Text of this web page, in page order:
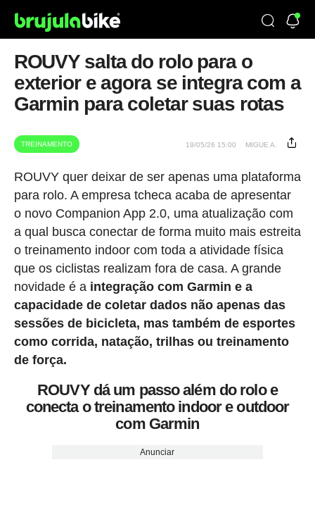
ROUVY salta do rolo para o
exterior e agora se integra com a
Garmin para coletar suas rotas
TREINAMENTO 19/05/26 15:00 MIGUE A.
ROUVY quer deixar de ser apenas uma plataforma
para rolo. A empresa tcheca acaba de apresentar
o novo Companion App 2.0, uma atualização com
a qual busca conectar de forma muito mais estreita
o treinamento indoor com toda a atividade física
que os ciclistas realizam fora de casa. A grande
novidade é a integração com Garmin e a
capacidade de coletar dados não apenas das
sessões de bicicleta, mas também de esportes
como corrida, natação, trilhas ou treinamento
de força.
ROUVY dá um passo além do rolo e
conecta o treinamento indoor e outdoor
com Garmin
Anunciar